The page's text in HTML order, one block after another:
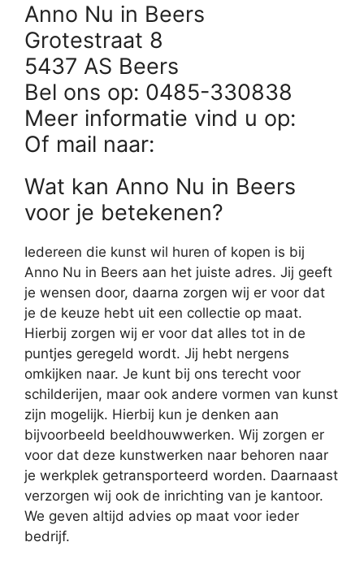
Anno Nu in Beers
Grotestraat 8
5437 AS Beers
Bel ons op: 0485-330838
Meer informatie vind u op:
Of mail naar:
Wat kan Anno Nu in Beers
voor je betekenen?
Iedereen die kunst wil huren of kopen is bij
Anno Nu in Beers aan het juiste adres. Jij geeft
je wensen door, daarna zorgen wij er voor dat
je de keuze hebt uit een collectie op maat.
Hierbij zorgen wij er voor dat alles tot in de
puntjes geregeld wordt. Jij hebt nergens
omkijken naar. Je kunt bij ons terecht voor
schilderijen, maar ook andere vormen van kunst
zijn mogelijk. Hierbij kun je denken aan
bijvoorbeeld beeldhouwwerken. Wij zorgen er
voor dat deze kunstwerken naar behoren naar
je werkplek getransporteerd worden. Daarnaast
verzorgen wij ook de inrichting van je kantoor.
We geven altijd advies op maat voor ieder
bedrijf.